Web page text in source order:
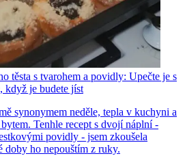
těsta s tvarohem a povidly: Upečte je s
když je budete jíst
synonymem neděle, tepla v kuchyni a
Tenhle recept s dvojí náplní -
povidly - jsem zkoušela
doby ho nepouštím z ruky.